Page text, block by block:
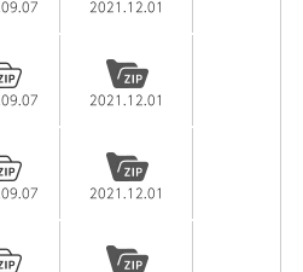
2021.12.01
2021.12.01
2021.12.01